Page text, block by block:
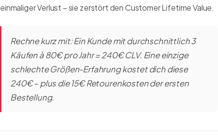
einmaliger Verlust – sie zerstört den Customer Lifetime Value.
Rechne kurz mit: Ein Kunde mit durchschnittlich 3
Käufen à 80€ pro Jahr = 240€ CLV. Eine einzige
schlechte Größen-Erfahrung kostet dich diese
240€ – plus die 15€ Retourenkosten der ersten
Bestellung.